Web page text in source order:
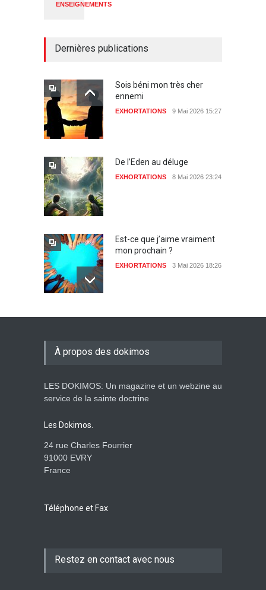
ENSEIGNEMENTS
Dernières publications
Sois béni mon très cher
ennemi
EXHORTATIONS 9 Mai 2026 15:27
De l’Eden au déluge
EXHORTATIONS 8 Mai 2026 23:24
Est-ce que j’aime vraiment
mon prochain ?
EXHORTATIONS 3 Mai 2026 18:26
De l'Eden au déluge
Avant la fondation du
dans un monde à l’agonie
À propos des dokimos
LES DOKIMOS: Un magazine et un webzine au
service de la sainte doctrine
Les Dokimos.
24 rue Charles Fourrier
91000 EVRY
France
Téléphone et Fax
Restez en contact avec nous